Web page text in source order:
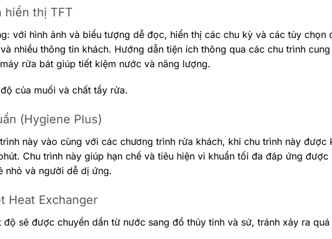
hiển thị TFT
với hình ảnh và biểu tượng dễ đọc, hiển thị các chu kỳ và các tùy chọn
nhiều thông tin khách. Hướng dẫn tiện ích thông qua các chu trình
rửa bát giúp tiết kiệm nước và năng lượng.
của muối và chất tẩy rửa.
(Hygiene Plus)
này vào cùng với các chương trình rửa khách, khi chu trình này được
Chu trình này giúp hạn chế và tiêu hiện vi khuẩn tối đa đáp ứng được
nhỏ và người dễ dị ứng.
Heat Exchanger
sẽ được chuyển dần từ nước sang đồ thủy tinh và sứ, tránh xảy ra